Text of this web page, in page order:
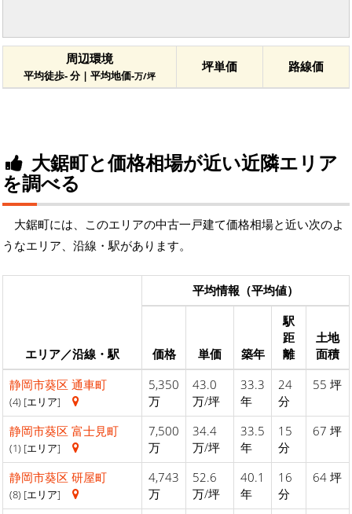
周辺環境
平均徒歩- 分 | 平均地価-万/坪
坪単価 路線価
大鋸町と価格相場が近い近隣エリア
を調べる
大鋸町には、このエリアの中古一戸建て価格相場と近い次のよ
うなエリア、沿線・駅があります。
エリア／沿線・駅
平均情報（平均値）
価格 単価 築年
駅
距
離
土地
面積
静岡市葵区 通車町
(4) [エリア]
5,350
万
43.0
万/坪
33.3
年
24
分
55 坪
静岡市葵区 富士見町
(1) [エリア]
7,500
万
34.4
万/坪
33.5
年
15
分
67 坪
静岡市葵区 研屋町
(8) [エリア]
4,743
万
52.6
万/坪
40.1
年
16
分
64 坪